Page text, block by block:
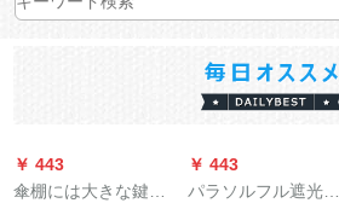
￥ 443
傘棚には大きな鍵が
￥ 443
パラソルフル遮光黒